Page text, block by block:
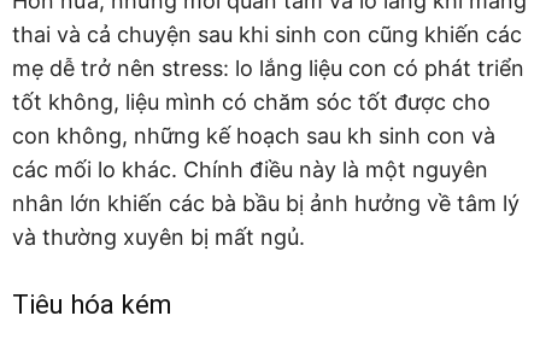
thai và cả chuyện sau khi sinh con cũng khiến các
mẹ dễ trở nên stress: lo lắng liệu con có phát triển
tốt không, liệu mình có chăm sóc tốt được cho
con không, những kế hoạch sau kh sinh con và
các mối lo khác. Chính điều này là một nguyên
nhân lớn khiến các bà bầu bị ảnh hưởng về tâm lý
và thường xuyên bị mất ngủ.
Tiêu hóa kém